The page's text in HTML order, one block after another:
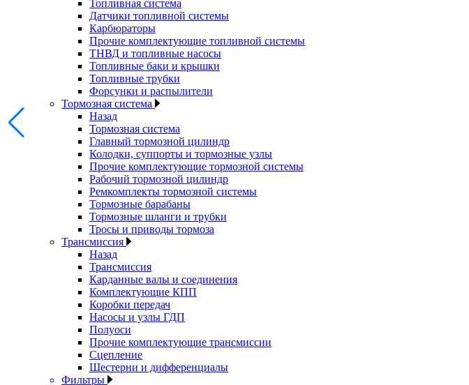
Топливная система
Датчики топливной системы
Карбюраторы
Прочие комплектующие топливной системы
ТНВД и топливные насосы
Топливные баки и крышки
Топливные трубки
Форсунки и распылители
Тормозная система
Назад
Тормозная система
Главный тормозной цилиндр
Колодки, суппорты и тормозные узлы
Прочие комплектующие тормозной системы
Рабочий тормозной цилиндр
Ремкомплекты тормозной системы
Тормозные барабаны
Тормозные шланги и трубки
Тросы и приводы тормоза
Трансмиссия
Назад
Трансмиссия
Карданные валы и соединения
Комплектующие КПП
Коробки передач
Насосы и узлы ГДП
Полуоси
Прочие комплектующие трансмиссии
Сцепление
Шестерни и дифференциалы
Фильтры